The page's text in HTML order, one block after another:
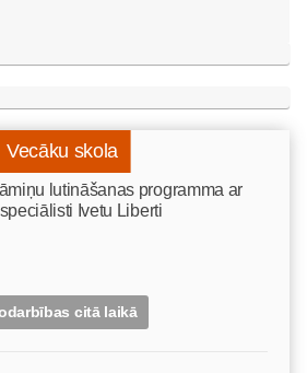
Vecāku skola
lutināšanas programma ar
Ivetu Liberti
citā laikā